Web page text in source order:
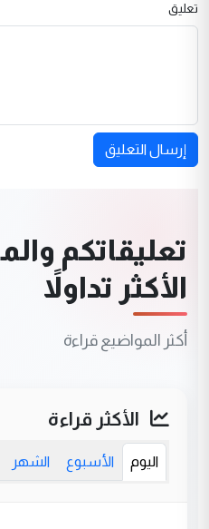
تعليق
إرسال التعليق
تعليقاتكم
الأكثر تداولاً
أكثر المواضيع قراءة
الأكثر قراءة
اليوم الأسبوع الشهر